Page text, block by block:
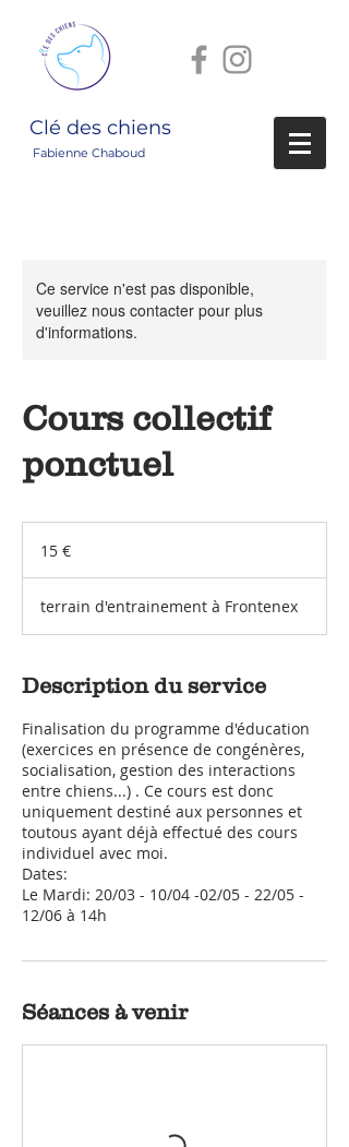
Clé des chiens
Fabienne Chaboud
Ce service n'est pas disponible,
veuillez nous contacter pour plus
d'informations.
Cours collectif
ponctuel
15 €
terrain d'entrainement à Frontenex
Description du service
Finalisation du programme d'éducation
(exercices en présence de congénères,
socialisation, gestion des interactions
entre chiens...) . Ce cours est donc
uniquement destiné aux personnes et
toutous ayant déjà effectué des cours
individuel avec moi.
Dates:
Le Mardi: 20/03 - 10/04 -02/05 - 22/05 -
Séances à venir